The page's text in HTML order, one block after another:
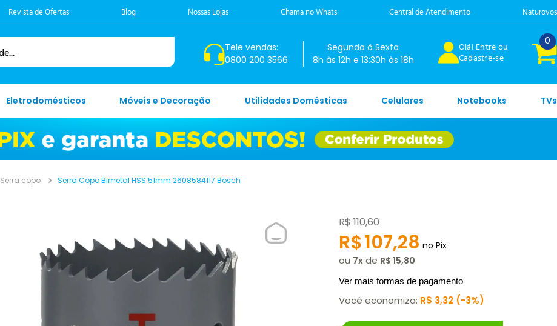
Revista de Ofertas Blog Nossas Lojas Chama no Whats Central de Atendimento Naturovos
Tele vendas:
0800 200 3566
Segunda à Sexta
8h às 12h e 13:30h às 18h
Olá! Entre ou
Cadastre-se
0
Eletrodomésticos Móveis e Decoração Utilidades Domésticas Celulares Notebooks TVs
Serra copo Serra Copo Bimetal HSS 51mm 2608584117 Bosch
R$110,60
R$107,28 no Pix
ou 7 de R$ 15,80
Ver mais formas de pagamento
Você economiza: R$ 3,32 3%